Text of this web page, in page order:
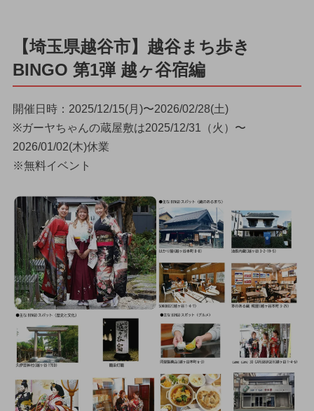
【埼玉県越谷市】越谷まち歩き
BINGO 第1弾 越ヶ谷宿編
開催日時：2025/12/15(月)〜2026/02/28(土)
※ガーヤちゃんの蔵屋敷は2025/12/31（火）〜
2026/01/02(木)休業
※無料イベント